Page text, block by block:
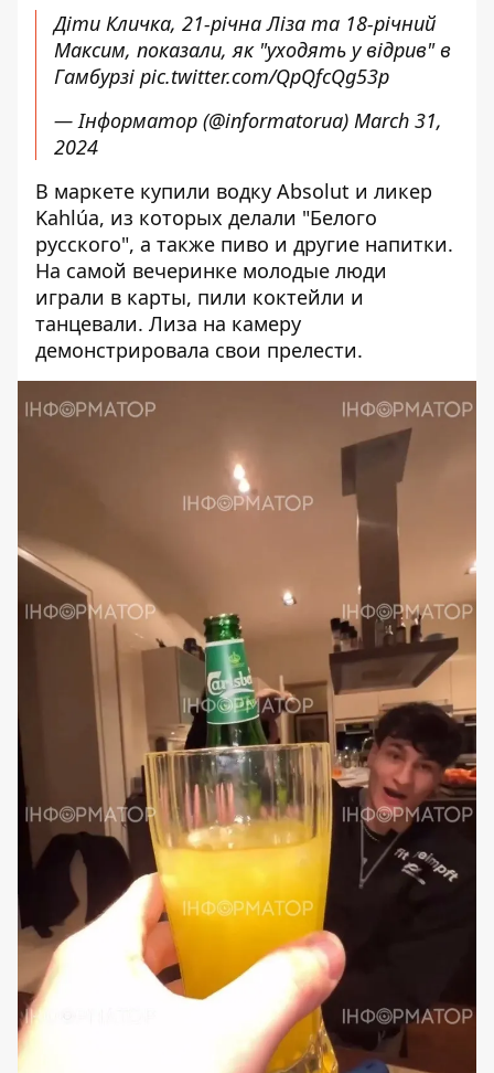
Діти Кличка, 21-річна Ліза та 18-річний
Максим, показали, як "уходять у відрив" в
Гамбурзі pic.twitter.com/QpQfcQg53p
— Інформатор (@informatorua) March 31,
2024
В маркете купили водку Absolut и ликер
Kahlúa, из которых делали "Белого
русского", а также пиво и другие напитки.
На самой вечеринке молодые люди
играли в карты, пили коктейли и
танцевали. Лиза на камеру
демонстрировала свои прелести.